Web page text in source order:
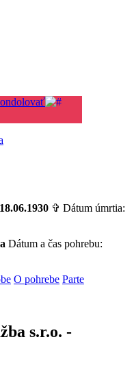
18.06.1930 ✞ Dátum úmrtia:
Dátum a čas pohrebu:
O pohrebe Parte
s.r.o. -